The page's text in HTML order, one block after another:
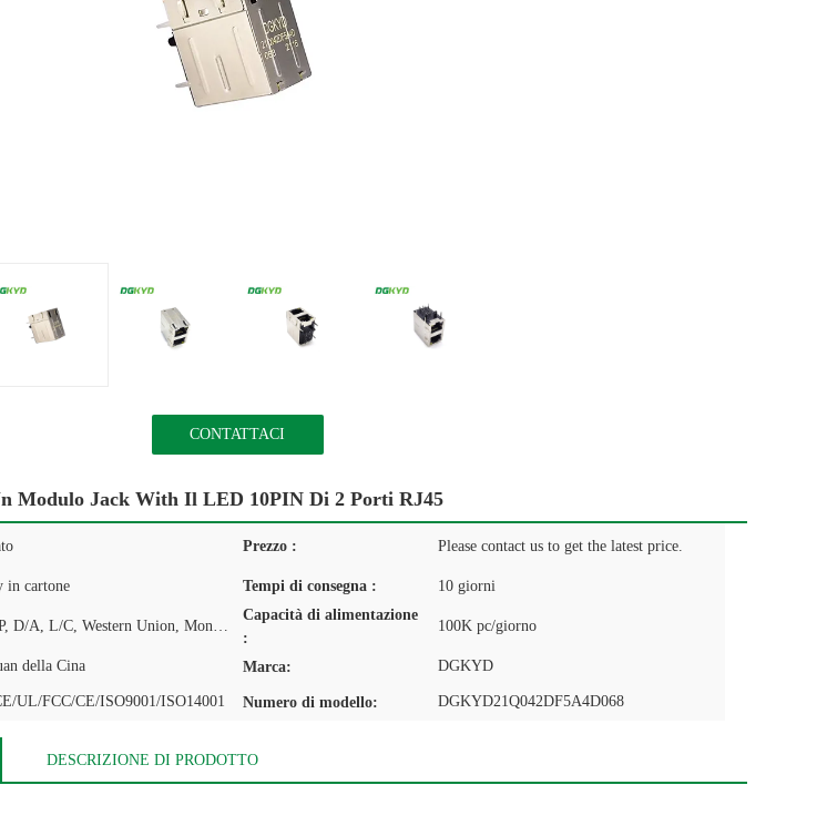
CONTATTACI
Modulo Jack With Il LED 10PIN Di 2 Porti RJ45
Prezzo : Please contact us to get the latest price.
in cartone Tempi di consegna : 10 giorni
T/T, D/P, D/A, L/C, Western Union, MoneyGram
Capacità di alimentazione
:
100K pc/giorno
della Cina Marca: DGKYD
UL/FCC/CE/ISO9001/ISO14001 Numero di modello: DGKYD21Q042DF5A4D068
DESCRIZIONE DI PRODOTTO